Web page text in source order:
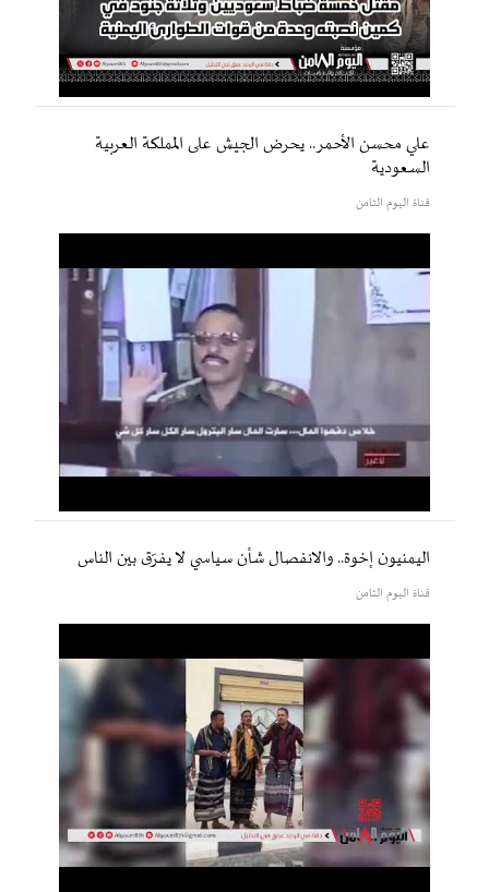
علي محسن الأحمر.. يحرض الجيش على المملكة العربية
السعودية
قناة اليوم الثامن
اليمنيون إخوة.. والانفصال شأن سياسي لا يفرّق بين الناس
قناة اليوم الثامن